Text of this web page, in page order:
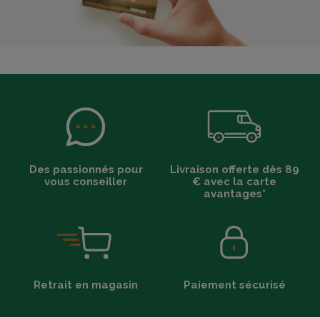
Des passionnés pour
vous conseiller
Livraison offerte dès 89
€ avec la carte
avantages*
Retrait en magasin Paiement sécurisé